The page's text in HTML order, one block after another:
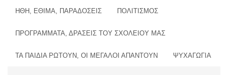
ΗΘΗ, ΕΘΙΜΑ, ΠΑΡΑΔΟΣΕΙΣ ΠΟΛΙΤΙΣΜΟΣ
ΠΡΟΓΡΑΜΜΑΤΑ, ΔΡΑΣΕΙΣ ΤΟΥ ΣΧΟΛΕΙΟΥ ΜΑΣ
ΤΑ ΠΑΙΔΙΑ ΡΩΤΟΥΝ, ΟΙ ΜΕΓΑΛΟΙ ΑΠΑΝΤΟΥΝ ΨΥΧΑΓΩΓΙΑ